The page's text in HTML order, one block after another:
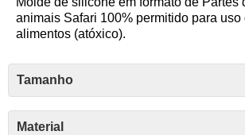
animais Safari 100% permitido para uso
alimentos (atóxico).
Tamanho
Material